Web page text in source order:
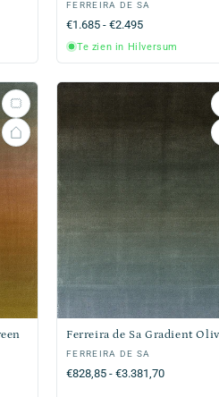
Verkoper:
FERREIRA DE SA
Normale
prijs
€1.685 - €2.495
Te zien in Hilversum
Ferreira de Sa Gradient
Verkoper:
FERREIRA DE SA
Normale
€828,85 - €3.381,70